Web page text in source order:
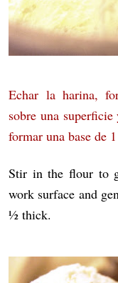
Echar la harina,
sobre una
formar una base de
Stir in the flour to
work surface and
½ thick.